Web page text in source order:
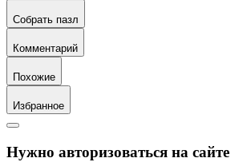
Собрать пазл
Комментарий
Похожие
Избранное
Нужно авторизоваться на сайте